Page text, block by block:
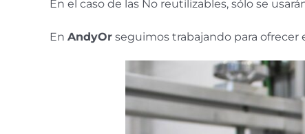
En el caso de las No reutilizables, sólo se
En AndyOrseguimos trabajando para ofrecer